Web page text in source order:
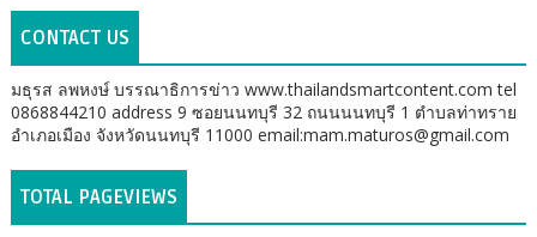
CONTACT US
มธุรส ลพหงษ์ บรรณาธิการข่าว www.thailandsmartcontent.com tel
0868844210 address 9 ซอยนนทบุรี 32 ถนนนนทบุรี 1 ตำบลท่าทราย
อำเภอเมือง จังหวัดนนทบุรี 11000 email:mam.maturos@gmail.com
TOTAL PAGEVIEWS